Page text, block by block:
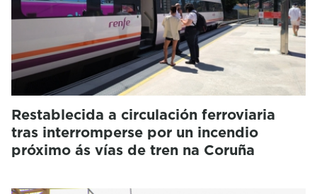
Restablecida a circulación ferroviaria
tras interromperse por un incendio
próximo ás vías de tren na Coruña